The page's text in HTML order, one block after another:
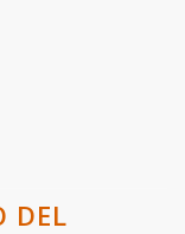
DEL